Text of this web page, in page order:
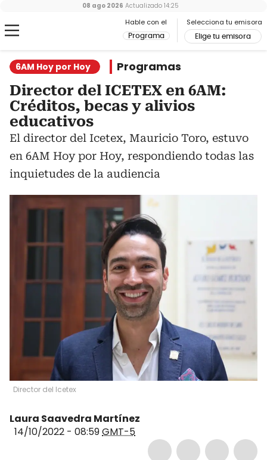
Hable con el
Programa
Selecciona tu emisora
Elige tu emisora
08 ago 2026 Actualizado 14:25
6AM Hoy por Hoy Programas
Director del ICETEX en 6AM:
Créditos, becas y alivios
educativos
El director del Icetex, Mauricio Toro, estuvo
en 6AM Hoy por Hoy, respondiendo todas las
inquietudes de la audiencia
Director del Icetex
Laura Saavedra Martínez
14/10/2022 - 08:59GMT-5